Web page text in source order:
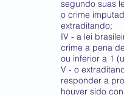
segundo suas
o crime
extraditando;
IV - a lei
crime a pena
ou inferior a 1
V - o
responder a
houver sido